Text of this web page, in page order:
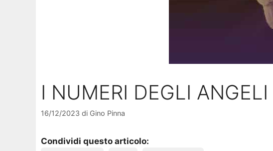
I NUMERI DEGLI
16/12/2023 di Gino Pinna
Condividi questo articolo: